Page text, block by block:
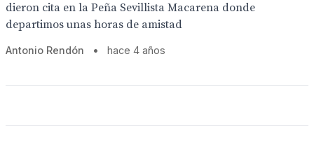
dieron cita en la Peña Sevillista Macarena donde
departimos unas horas de amistad
Antonio Rendón • hace 4 años